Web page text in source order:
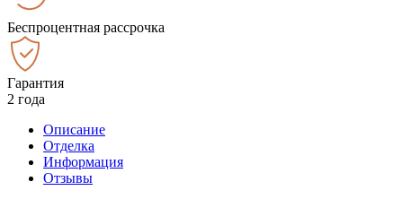
Беспроцентная рассрочка
Гарантия
2 года
Описание
Отделка
Информация
Отзывы